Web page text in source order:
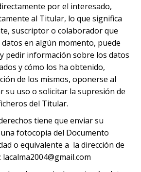
por el interesado,
al Titular, lo que significa
suscriptor o colaborador que
en algún momento, puede
pedir información sobre los datos
y cómo los ha obtenido,
de los mismos, oponerse al
su uso o solicitar la supresión de
del Titular.
tiene que enviar su
fotocopia del Documento
o equivalente a la dirección de